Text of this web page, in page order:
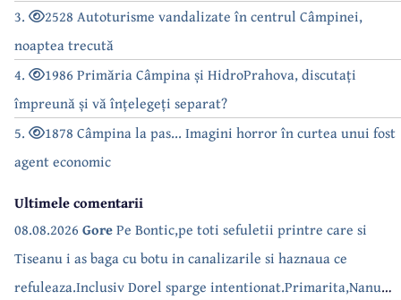
3.
2528 Autoturisme vandalizate în centrul Câmpinei,
noaptea trecută
4.
1986 Primăria Câmpina și HidroPrahova, discutați
împreună și vă înțelegeți separat?
5.
1878 Câmpina la pas... Imagini horror în curtea unui fost
agent economic
Ultimele comentarii
08.08.2026 GorePe Bontic,pe toti sefuletii printre care si
Tiseanu i as baga cu botu in canalizarile si haznaua ce
refuleaza.Inclusiv Dorel sparge intentionat.Primarita,Nanu